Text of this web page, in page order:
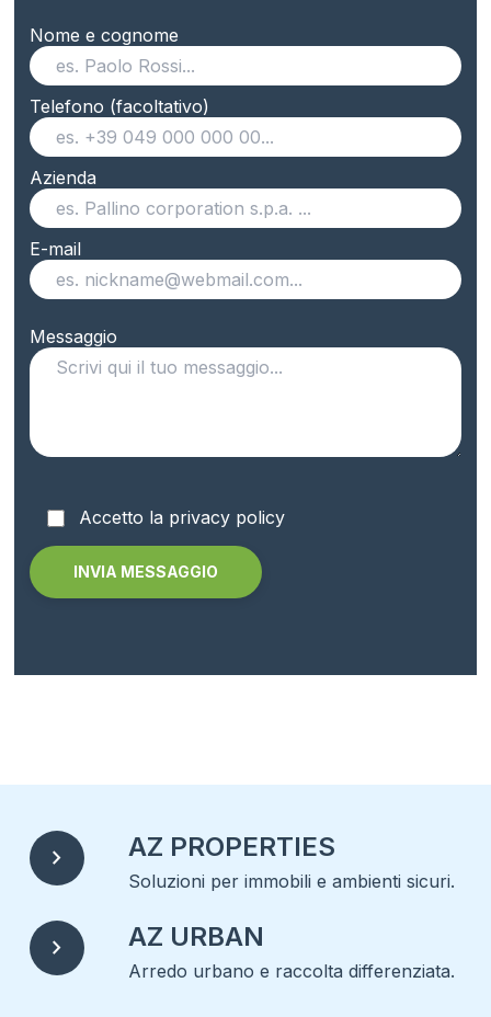
Nome e cognome
Telefono (facoltativo)
Azienda
E-mail
Messaggio
Accetto la privacy policy
chevron_right AZ PROPERTIES
Soluzioni per immobili e ambienti sicuri.
chevron_right AZ URBAN
Arredo urbano e raccolta differenziata.